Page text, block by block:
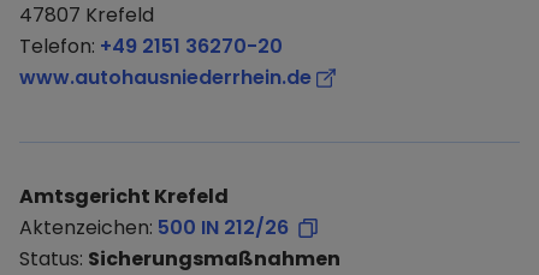
47807 Krefeld
Telefon: +49 2151 36270-20
www.autohausniederrhein.de
Amtsgericht Krefeld
Aktenzeichen: 500 IN 212/26
Status: Sicherungsmaßnahmen